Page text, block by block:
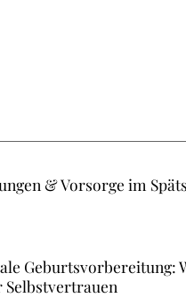
& Vorsorge im
Geburtsvorbereitung:
Selbstvertrauen